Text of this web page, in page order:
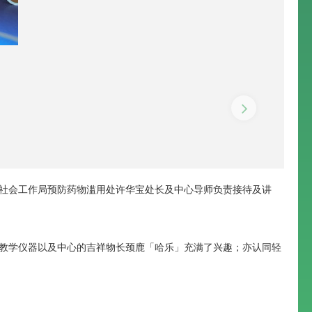
工作局预防药物滥用处许华宝处长及中心导师负责接待及讲
仪器以及中心的吉祥物长颈鹿「哈乐」充满了兴趣；亦认同轻